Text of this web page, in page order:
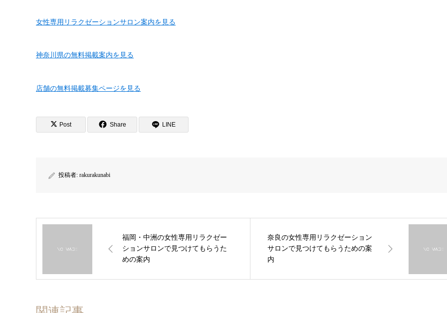
女性専用リラクゼーションサロン案内を見る
神奈川県の無料掲載案内を見る
店舗の無料掲載募集ページを見る
Post Share LINE
投稿者: rakurakunabi
福岡・中洲の女性専用リラクゼー
ションサロンで見つけてもらうた
めの案内
奈良の女性専用リラクゼーション
サロンで見つけてもらうための案
内